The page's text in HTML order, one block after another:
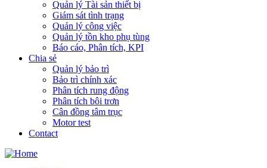
Quản lý Tài sản thiết bị
Giám sát tình trạng
Quản lý công việc
Quản lý tồn kho phụ tùng
Báo cáo, Phân tích, KPI
Chia sẻ
Quản lý bảo trì
Bảo trì chính xác
Phân tích rung động
Phân tích bôi trơn
Cân đồng tâm trục
Motor test
Contact